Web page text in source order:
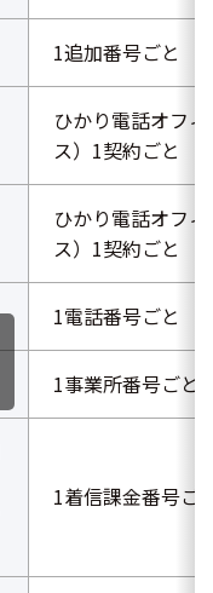
1追加番号ごと
ひかり電話オフ
ス）1契約ごと
ひかり電話オフ
ス）1契約ごと
1電話番号ごと
1事業所番号ごと
1着信課金番号ご